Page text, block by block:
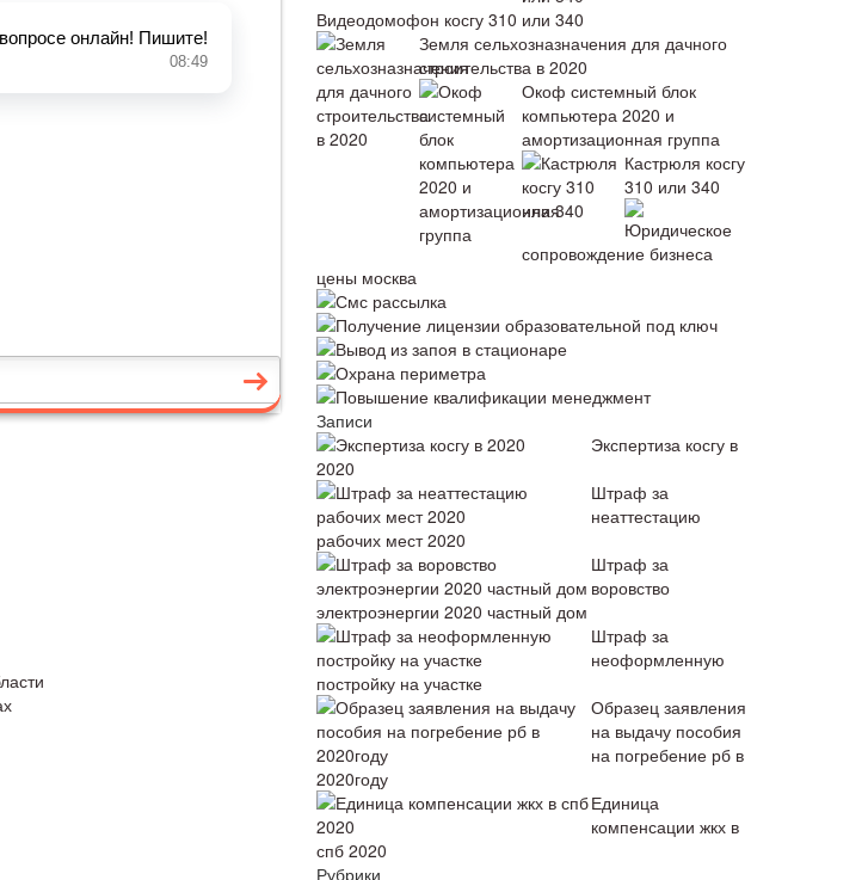
Видеодомофон косгу 310 или 340
Земля сельхозназначения для дачного
строительства в 2020
Окоф системный блок
компьютера 2020 и
амортизационная группа
Кастрюля косгу
310 или 340
Юридическое
сопровождение бизнеса
цены москва
Смс рассылка
Получение лицензии образовательной под ключ
Вывод из запоя в стационаре
Охрана периметра
Повышение квалификации менеджмент
Записи
Экспертиза косгу в
2020
Штраф за
неаттестацию
рабочих мест 2020
Штраф за
воровство
электроэнергии 2020 частный дом
Штраф за
неоформленную
постройку на участке
Образец заявления
на выдачу пособия
на погребение рб в
2020году
Единица
компенсации жкх в
спб 2020
Рубрики